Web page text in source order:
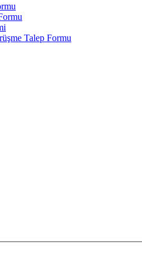
Talep Formu